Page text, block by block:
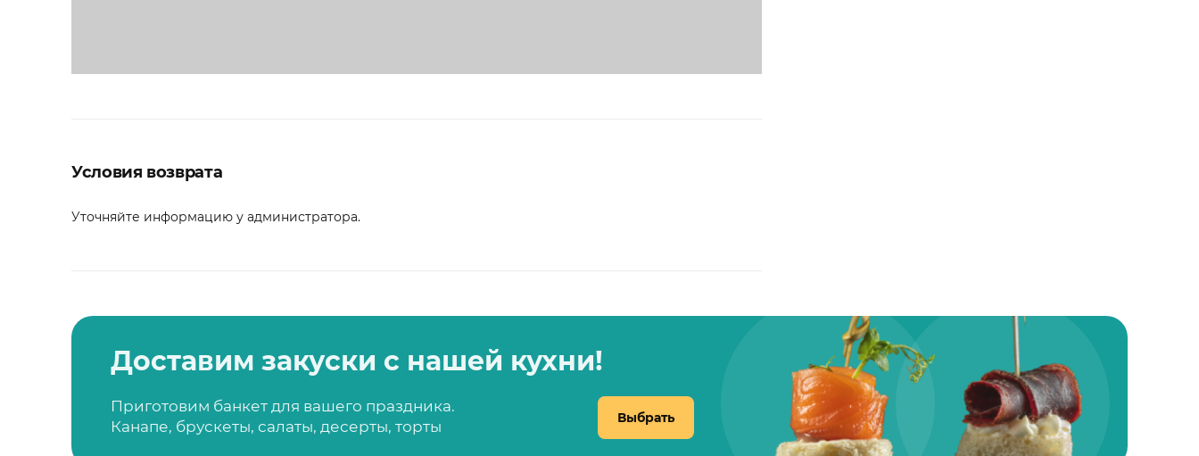
Условия возврата
Уточняйте информацию у администратора.
Доставим закуски с нашей кухни!
Приготовим банкет для вашего праздника.
Канапе, брускеты, салаты, десерты, торты
Выбрать